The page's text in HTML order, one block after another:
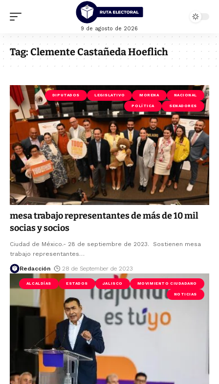
9 de agosto de 2026
Tag: Clemente Castañeda Hoeflich
DIPUTADOS LEGISLATIVO MORENA NACIONAL
POLÍTICA SENADORES
mesa trabajo representantes de más de 10 mil
socias y socios
Ciudad de México.- 28 de septiembre de 2023. Sostienen mesa
trabajo representantes…
Redacción 28 de September de 2023
ALCALDÍAS ESTADOS JALISCO MOVIMIENTO CIUDADANO
NOTICIAS